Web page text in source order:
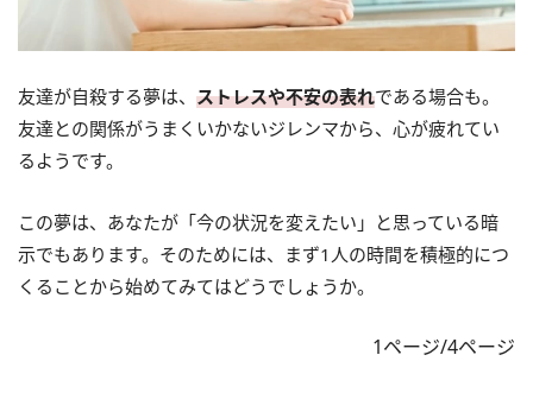
友達が自殺する夢は、 ストレスや不安の表れである場合も。
友達との関係がうまくいかないジレンマから、心が疲れてい
るようです。
この夢は、あなたが「今の状況を変えたい」と思っている暗
示でもあります。そのためには、まず1人の時間を積極的につ
くることから始めてみてはどうでしょうか。
1ページ/4ページ